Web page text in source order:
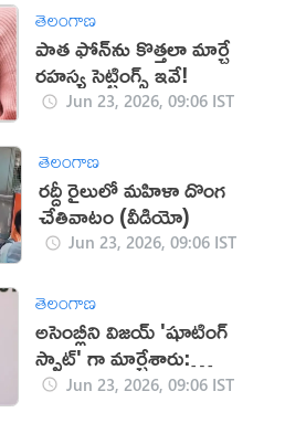
తెలంగాణ
పాత ఫోన్‌ను కొత్తలా మార్చే
రహస్య సెట్టింగ్స్ ఇవే!
Jun 23, 2026, 09:06 IST
తెలంగాణ
రద్దీ రైలులో మహిళా దొంగ
చేతివాటం (వీడియో)
Jun 23, 2026, 09:06 IST
తెలంగాణ
అసెంబ్లీని విజయ్ 'షూటింగ్
స్పాట్' గా మార్చేశారు:
ఉదయనిధి
Jun 23, 2026, 09:06 IST